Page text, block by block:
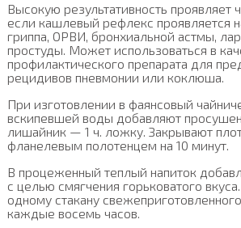
Высокую результативность проявляет
если кашлевый рефлекс проявляется
гриппа, ОРВИ, бронхиальной астмы,
простуды. Может использоваться в
профилактического препарата для
рецидивов пневмонии или коклюша.
При изготовлении в фаянсовый
вскипевшей воды добавляют
лишайник — 1 ч. ложку. Закрывают
фланелевым полотенцем на 10 минут.
В процеженный теплый напиток
с целью смягчения горьковатого
одному стакану
каждые восемь часов.